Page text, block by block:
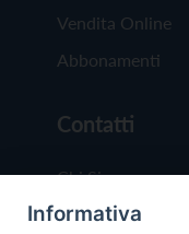
Vendita Online
Abbonamenti
Contatti
Chi Siamo
Redazione
Informativa